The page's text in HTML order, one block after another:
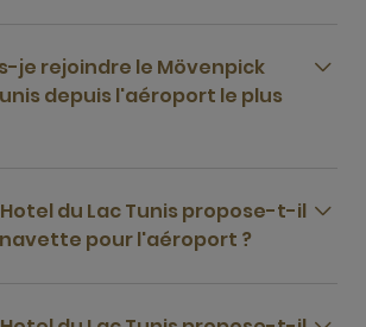
je rejoindre le Mövenpick
depuis l'aéroport le plus
du Lac Tunis propose-t-il
pour l'aéroport ?